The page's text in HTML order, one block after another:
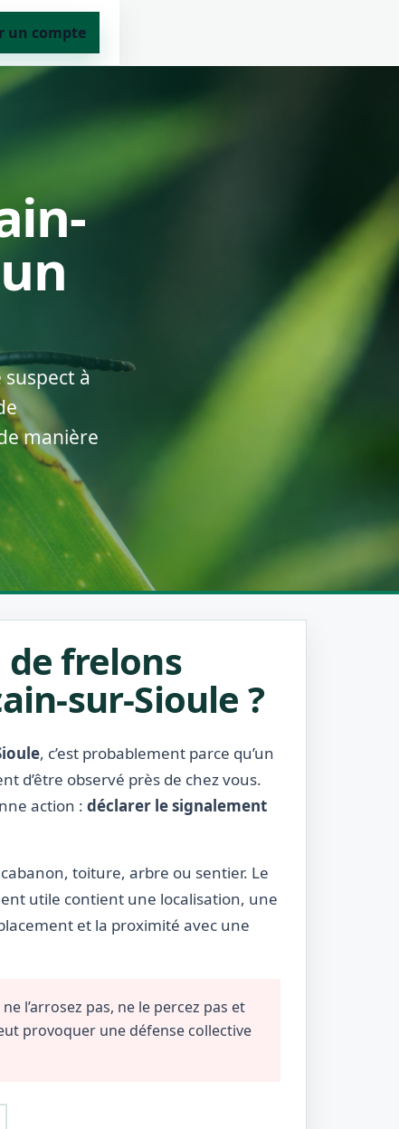
un compte
à
manière
frelons
sur-Sioule ?
, c’est probablement parce qu’un
d’être observé près de chez vous.
action : déclarer le signalement
toiture, arbre ou sentier. Le
utile contient une localisation, une
et la proximité avec une
l’arrosez pas, ne le percez pas et
provoquer une défense collective